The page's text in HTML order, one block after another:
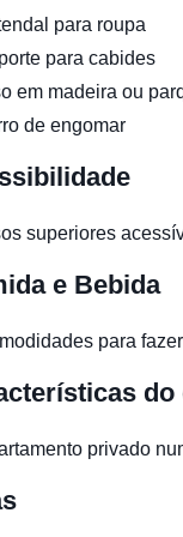
para roupa
para cabides
em madeira ou
de engomar
superiores
e Bebida
para
privado